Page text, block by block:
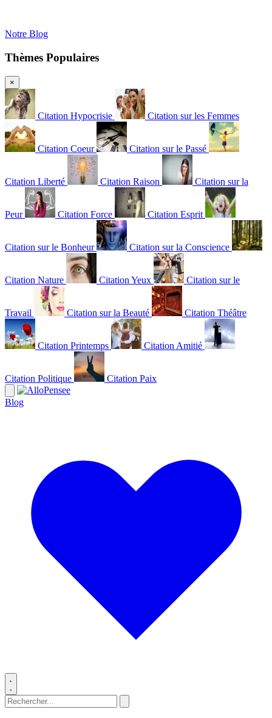
Notre Blog
Thèmes Populaires
×
Citation Hypocrisie Citation sur les Femmes
Citation Coeur Citation sur le Passé
Citation Liberté Citation Raison Citation sur la
Peur Citation Force Citation Esprit
Citation sur le Bonheur Citation sur la Conscience
Citation Nature Citation Yeux Citation sur le
Travail Citation sur la Beauté Citation Théâtre
Citation Printemps Citation Amitié
Citation Politique Citation Paix
Blog